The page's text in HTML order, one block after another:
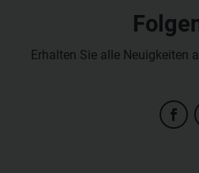
Erhalten Sie alle Neuigkeiten